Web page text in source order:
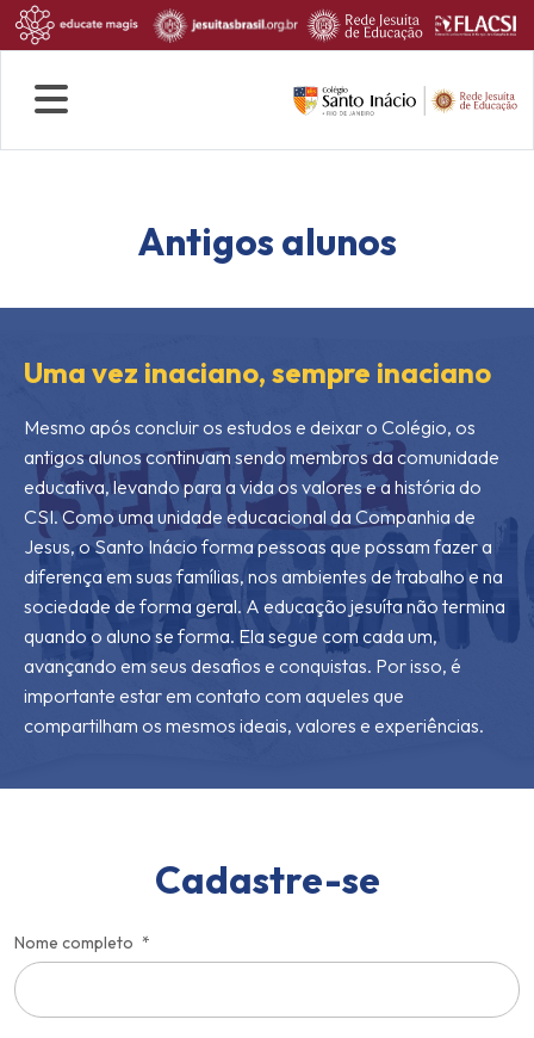
Antigos alunos
Uma vez inaciano, sempre inaciano
Mesmo após concluir os estudos e deixar o Colégio, os
antigos alunos continuam sendo membros da comunidade
educativa, levando para a vida os valores e a história do
CSI. Como uma unidade educacional da Companhia de
Jesus, o Santo Inácio forma pessoas que possam fazer a
diferença em suas famílias, nos ambientes de trabalho e na
sociedade de forma geral. A educação jesuíta não termina
quando o aluno se forma. Ela segue com cada um,
avançando em seus desafios e conquistas. Por isso, é
importante estar em contato com aqueles que
compartilham os mesmos ideais, valores e experiências.
Cadastre-se
Nome completo